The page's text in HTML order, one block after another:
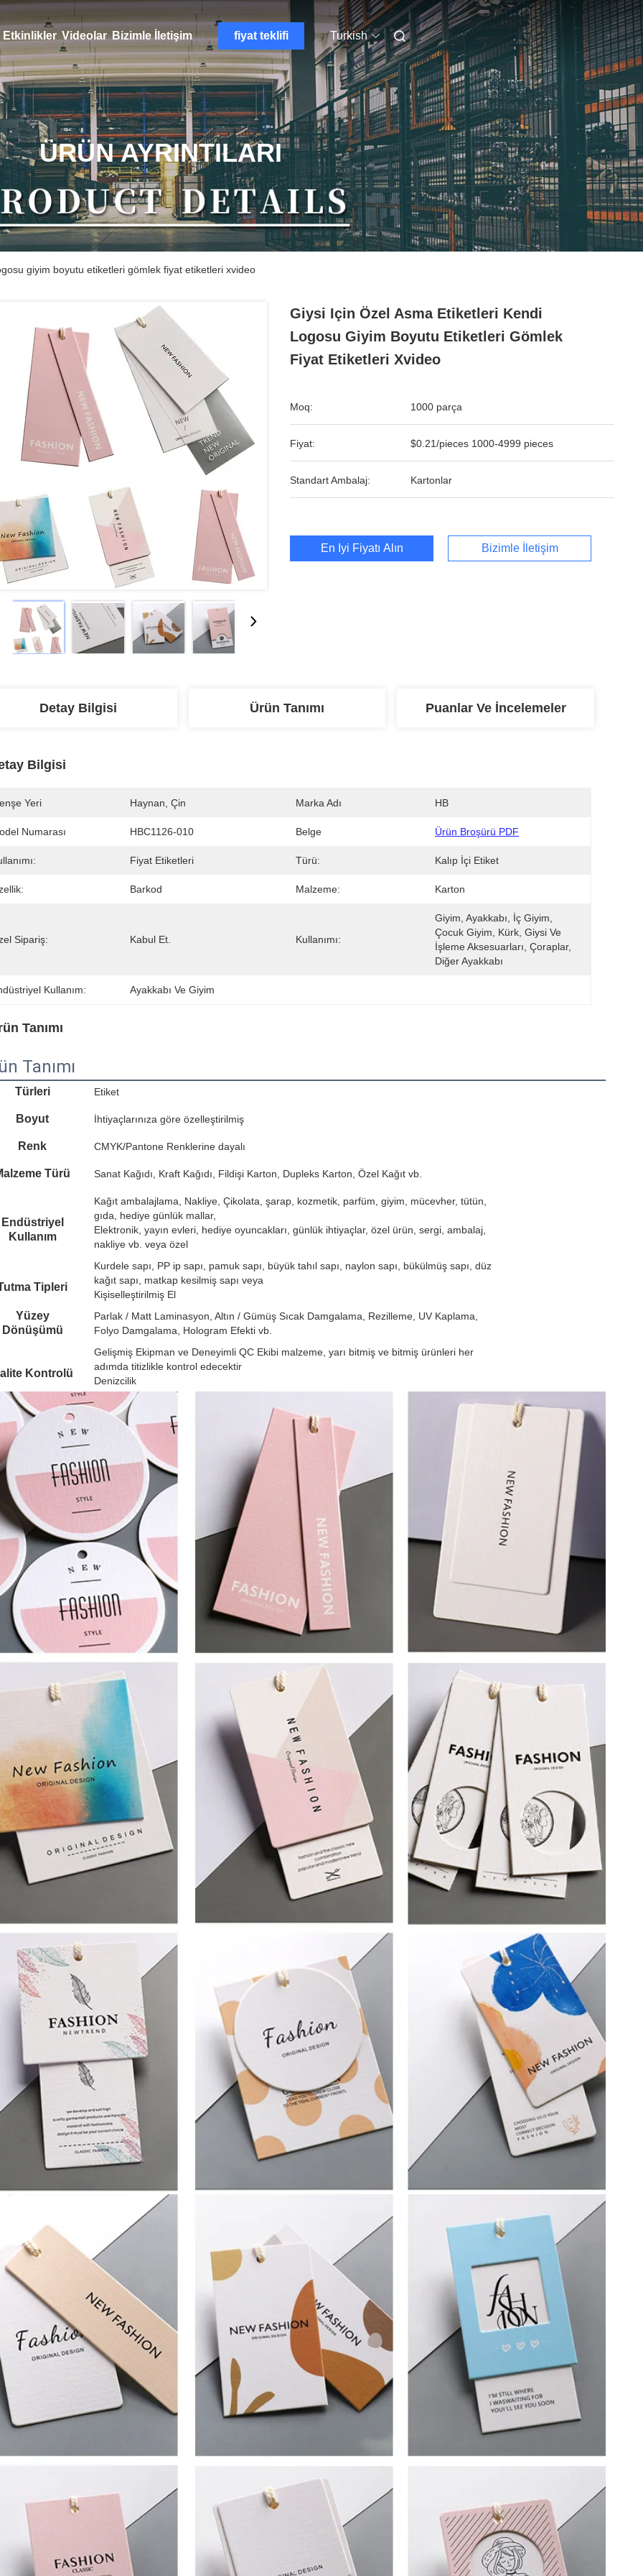
Etkinlikler Videolar Bizimle İletişim fiyat teklifi Turkish
ÜRÜN AYRINTILARI
giyim boyutu etiketleri gömlek fiyat etiketleri xvideo
Giysi Için Özel Asma Etiketleri Kendi
Logosu Giyim Boyutu Etiketleri Gömlek
Fiyat Etiketleri Xvideo
Moq: 1000 parça
Fiyat: $0.21/pieces 1000-4999 pieces
Standart Ambalaj: Kartonlar
En İyi Fiyatı Alın Bizimle İletişim
Detay Bilgisi Ürün Tanımı Puanlar Ve İncelemeler
Bilgisi
Yeri Haynan, Çin Marka Adı HB
Numarası HBC1126-010 Belge Ürün Broşürü PDF
Fiyat Etiketleri Türü: Kalıp İçi Etiket
Barkod Malzeme: Karton
Sipariş: Kabul Et. Kullanımı:
Giyim, Ayakkabı, İç Giyim,
Çocuk Giyim, Kürk, Giysi Ve
İşleme Aksesuarları, Çoraplar,
Diğer Ayakkabı
Kullanım: Ayakkabı Ve Giyim
Tanımı
Tanımı
Türleri Etiket
Boyut İhtiyaçlarınıza göre özelleştirilmiş
Renk CMYK/Pantone Renklerine dayalı
Türü Sanat Kağıdı, Kraft Kağıdı, Fildişi Karton, Dupleks Karton, Özel Kağıt vb.
Endüstriyel
Kullanım
Kağıt ambalajlama, Nakliye, Çikolata, şarap, kozmetik, parfüm, giyim, mücevher, tütün,
gıda, hediye günlük mallar,
Elektronik, yayın evleri, hediye oyuncakları, günlük ihtiyaçlar, özel ürün, sergi, ambalaj,
nakliye vb. veya özel
Tipleri
Kurdele sapı, PP ip sapı, pamuk sapı, büyük tahıl sapı, naylon sapı, bükülmüş sapı, düz
kağıt sapı, matkap kesilmiş sapı veya
Kişiselleştirilmiş El
Yüzey
Dönüşümü
Parlak / Matt Laminasyon, Altın / Gümüş Sıcak Damgalama, Rezilleme, UV Kaplama,
Folyo Damgalama, Hologram Efekti vb.
Kontrolü
Gelişmiş Ekipman ve Deneyimli QC Ekibi malzeme, yarı bitmiş ve bitmiş ürünleri her
adımda titizlikle kontrol edecektir
Denizcilik